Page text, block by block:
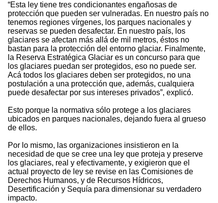
“Esta ley tiene tres condicionantes engañosas de
protección que pueden ser vulneradas. En nuestro país no
tenemos regiones vírgenes, los parques nacionales y
reservas se pueden desafectar. En nuestro país, los
glaciares se afectan más allá de mil metros, éstos no
bastan para la protección del entorno glaciar. Finalmente,
la Reserva Estratégica Glaciar es un concurso para que
los glaciares puedan ser protegidos, eso no puede ser.
Acá todos los glaciares deben ser protegidos, no una
postulación a una protección que, además, cualquiera
puede desafectar por sus intereses privados”, explicó.
Esto porque la normativa sólo protege a los glaciares
ubicados en parques nacionales, dejando fuera al grueso
de ellos.
Por lo mismo, las organizaciones insistieron en la
necesidad de que se cree una ley que proteja y preserve
los glaciares, real y efectivamente, y exigieron que el
actual proyecto de ley se revise en las Comisiones de
Derechos Humanos, y de Recursos Hídricos,
Desertificación y Sequía para dimensionar su verdadero
impacto.